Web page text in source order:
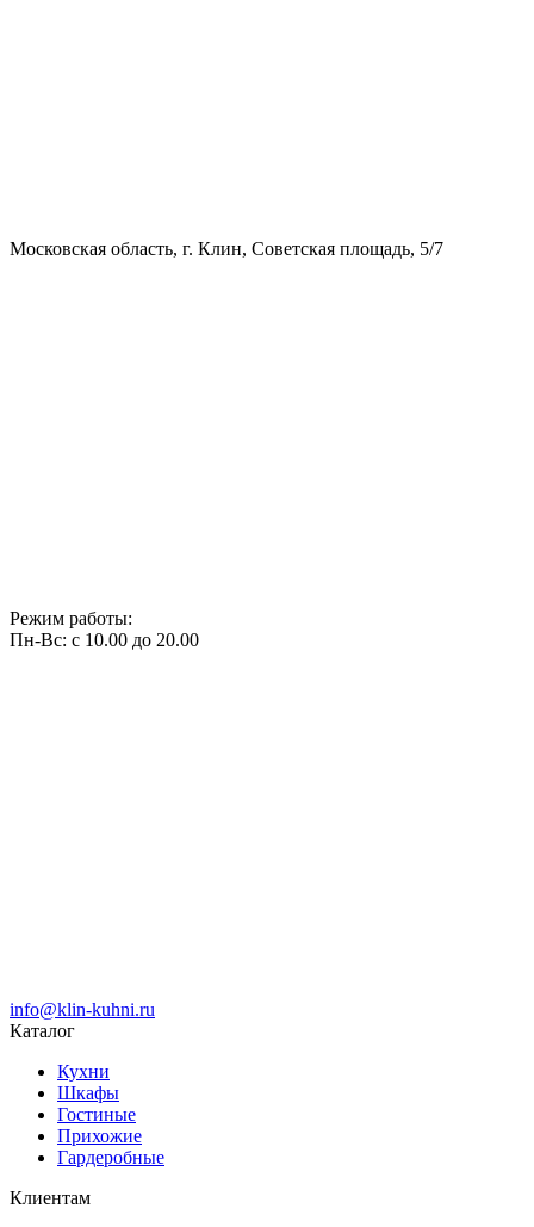
Московская область, г. Клин, Советская площадь, 5/7
Режим работы:
Пн-Вс: с 10.00 до 20.00
info@klin-kuhni.ru
Каталог
Кухни
Шкафы
Гостиные
Прихожие
Гардеробные
Клиентам